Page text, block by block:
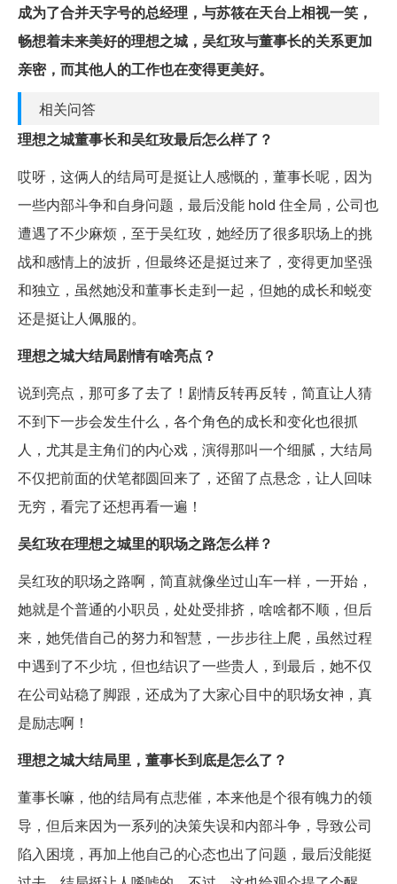
成为了合并天字号的总经理，与苏筱在天台上相视一笑，
畅想着未来美好的理想之城，吴红玫与董事长的关系更加
亲密，而其他人的工作也在变得更美好。
相关问答
理想之城董事长和吴红玫最后怎么样了？
哎呀，这俩人的结局可是挺让人感慨的，董事长呢，因为
一些内部斗争和自身问题，最后没能 hold 住全局，公司也
遭遇了不少麻烦，至于吴红玫，她经历了很多职场上的挑
战和感情上的波折，但最终还是挺过来了，变得更加坚强
和独立，虽然她没和董事长走到一起，但她的成长和蜕变
还是挺让人佩服的。
理想之城大结局剧情有啥亮点？
说到亮点，那可多了去了！剧情反转再反转，简直让人猜
不到下一步会发生什么，各个角色的成长和变化也很抓
人，尤其是主角们的内心戏，演得那叫一个细腻，大结局
不仅把前面的伏笔都圆回来了，还留了点悬念，让人回味
无穷，看完了还想再看一遍！
吴红玫在理想之城里的职场之路怎么样？
吴红玫的职场之路啊，简直就像坐过山车一样，一开始，
她就是个普通的小职员，处处受排挤，啥啥都不顺，但后
来，她凭借自己的努力和智慧，一步步往上爬，虽然过程
中遇到了不少坑，但也结识了一些贵人，到最后，她不仅
在公司站稳了脚跟，还成为了大家心目中的职场女神，真
是励志啊！
理想之城大结局里，董事长到底是怎么了？
董事长嘛，他的结局有点悲催，本来他是个很有魄力的领
导，但后来因为一系列的决策失误和内部斗争，导致公司
陷入困境，再加上他自己的心态也出了问题，最后没能挺